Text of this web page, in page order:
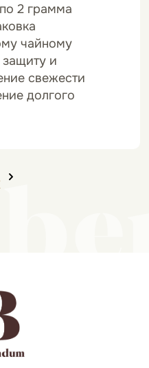
2 грамма
чайному
защиту и
свежести
долгого